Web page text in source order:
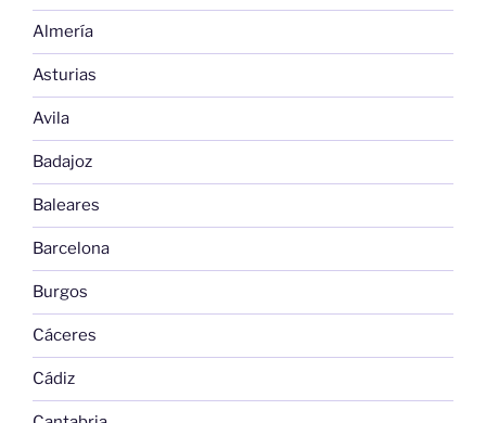
Almería
Asturias
Avila
Badajoz
Baleares
Barcelona
Burgos
Cáceres
Cádiz